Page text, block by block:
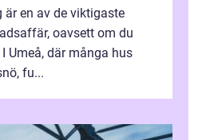
är en av de viktigaste
oavsett om du
Umeå, där många hus
fu...